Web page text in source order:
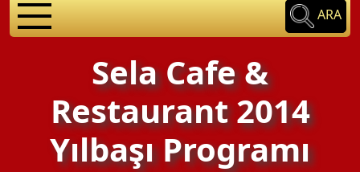
ARA
Sela Cafe &
Restaurant 2014
Yılbaşı Programı